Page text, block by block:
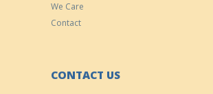
We Care
Contact
CONTACT US